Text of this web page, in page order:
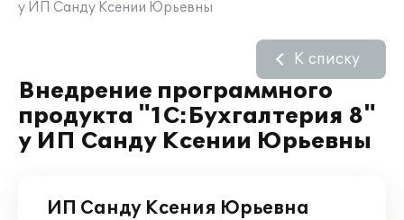
у ИП Санду Ксении Юрьевны
Внедрение программного
продукта "1С:Бухгалтерия 8"
у ИП Санду Ксении Юрьевны
К списку
ИП Санду Ксения Юрьевна